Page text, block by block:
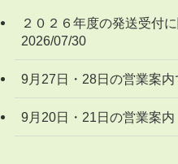
２０２６年度の発送受付
2026/07/30
9月27日・28日の営業
9月20日・21日の営業案